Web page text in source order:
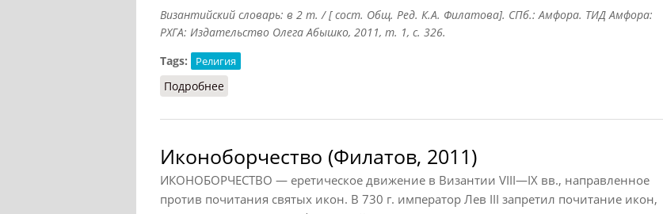
Византийский словарь: в 2 т. / [ сост. Общ. Ред. К.А. Филатова]. СПб.: Амфора. ТИД Амфора:
РХГА: Издательство Олега Абышко, 2011, т. 1, с. 326.
Tags:
Религия
Подробнее
Иконоборчество (Филатов, 2011)
ИКОНОБОРЧЕСТВО — еретическое движение в Византии VIII—IX вв., направленное
против почитания святых икон. В 730 г. император Лев III запретил почитание икон,